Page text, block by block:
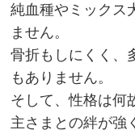
純血種やミックス
ません。
骨折もしにくく、
もありません。
そして、性格は何
主さまとの絆が強